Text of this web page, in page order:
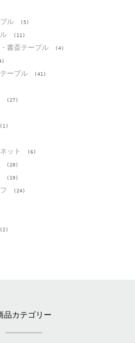
ル (5)
(11)
書斎テーブル (4)
ーブル (41)
(27)
(1)
ット (6)
(20)
(19)
(24)
(2)
品カテゴリー